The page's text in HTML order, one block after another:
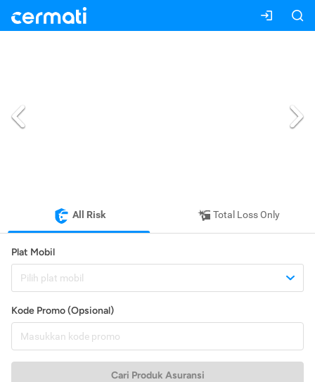
All Risk Total Loss Only
Plat Mobil
Pilih plat mobil
Kode Promo (Opsional)
Cari Produk Asuransi